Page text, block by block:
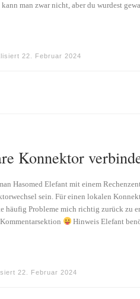
man zwar nicht, aber du wurdest
22. Februar 2024
Konnektor
Hasomed Elefant mit einem
sein. Für einen lokalen
häufig Probleme mich richtig zurück zu
Hinweis Elefant
22. Februar 2024